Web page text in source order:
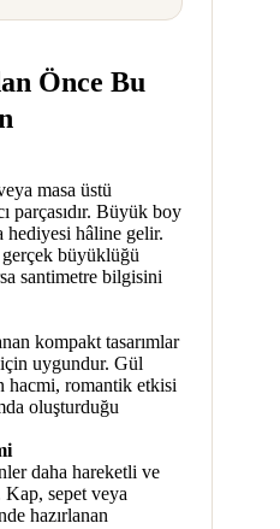
Önce Bu
masa üstü
parçasıdır. Büyük boy
hediyesi hâline gelir.
gerçek büyüklüğü
santimetre bilgisini
kompakt tasarımlar
uygundur. Gül
hacmi, romantik etkisi
oluşturduğu
daha hareketli ve
sepet veya
hazırlanan